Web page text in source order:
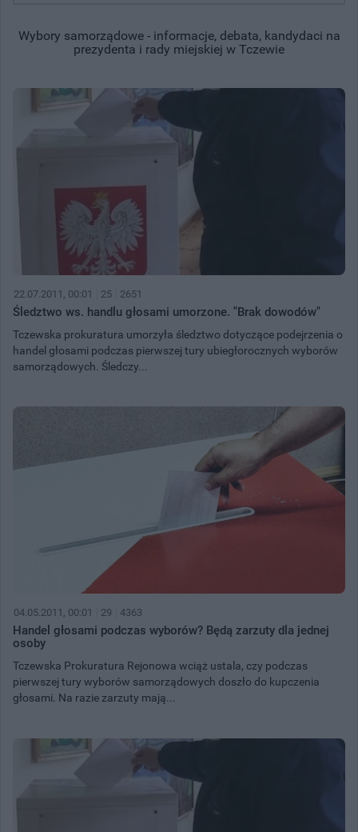
Wybory samorządowe - informacje, debata, kandydaci na
prezydenta i rady miejskiej w Tczewie
22.07.2011, 00:01 25 2651
Śledztwo ws. handlu głosami umorzone. "Brak dowodów"
Tczewska prokuratura umorzyła śledztwo dotyczące podejrzenia o
handel głosami podczas pierwszej tury ubiegłorocznych wyborów
samorządowych. Śledczy...
04.05.2011, 00:01 29 4363
Handel głosami podczas wyborów? Będą zarzuty dla jednej
osoby
Tczewska Prokuratura Rejonowa wciąż ustala, czy podczas
pierwszej tury wyborów samorządowych doszło do kupczenia
głosami. Na razie zarzuty mają...